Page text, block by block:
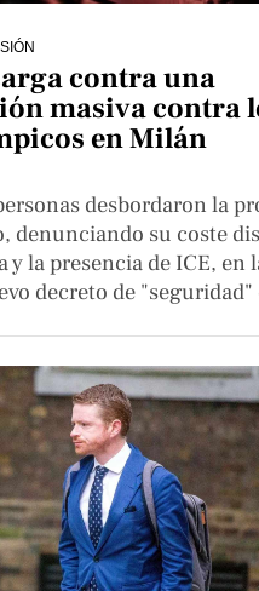
contra una
masiva contra
en Milán
desbordaron la
denunciando su coste
y la presencia de ICE, en
decreto de "seguridad"